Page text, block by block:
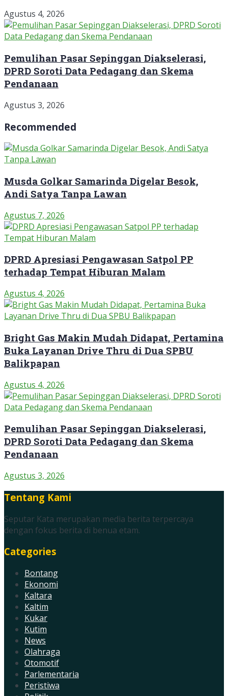
Agustus 4, 2026
Pemulihan Pasar Sepinggan Diakselerasi,
DPRD Soroti Data Pedagang dan Skema
Pendanaan
Agustus 3, 2026
Recommended
Musda Golkar Samarinda Digelar Besok,
Andi Satya Tanpa Lawan
Agustus 7, 2026
DPRD Apresiasi Pengawasan Satpol PP
terhadap Tempat Hiburan Malam
Agustus 4, 2026
Bright Gas Makin Mudah Didapat, Pertamina
Buka Layanan Drive Thru di Dua SPBU
Balikpapan
Agustus 4, 2026
Pemulihan Pasar Sepinggan Diakselerasi,
DPRD Soroti Data Pedagang dan Skema
Pendanaan
Agustus 3, 2026
Tentang Kami
Seputar Kata merupakan media berita terpercaya
dengan fokus berita di benua etam.
Categories
Bontang
Ekonomi
Kaltara
Kaltim
Kukar
Kutim
News
Olahraga
Otomotif
Parlementaria
Peristiwa